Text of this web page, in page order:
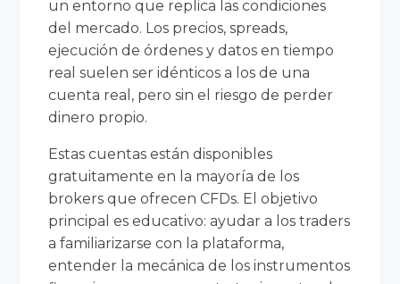
un entorno que replica las condiciones
del mercado. Los precios, spreads,
ejecución de órdenes y datos en tiempo
real suelen ser idénticos a los de una
cuenta real, pero sin el riesgo de perder
dinero propio.
Estas cuentas están disponibles
gratuitamente en la mayoría de los
brokers que ofrecen CFDs. El objetivo
principal es educativo: ayudar a los traders
a familiarizarse con la plataforma,
entender la mecánica de los instrumentos